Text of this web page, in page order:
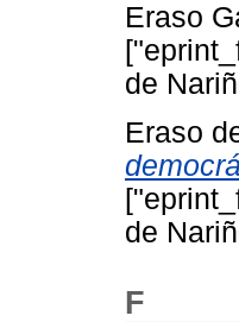
Eraso
de
Eraso
de
F